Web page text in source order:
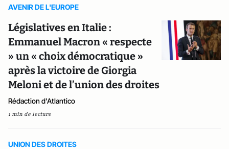
AVENIR DE L'EUROPE
Législatives en Italie :
Emmanuel Macron « respecte
» un « choix démocratique »
après la victoire de Giorgia
Meloni et de l’union des droites
Rédaction d'Atlantico
1 min de lecture
UNION DES DROITES